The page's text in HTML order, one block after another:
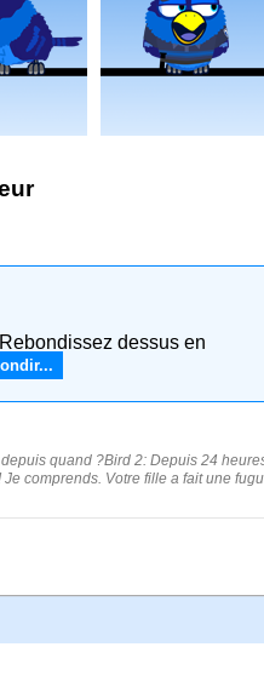
dessus en
quand ?Bird 2: Depuis 24
comprends. Votre fille a fait une